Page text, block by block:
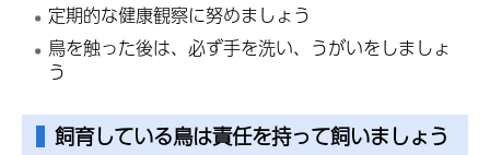
定期的な健康観察に努めましょう
鳥を触った後は、必ず手を洗い、うがいをしましょ
う
飼育している鳥は責任を持って飼いましょう